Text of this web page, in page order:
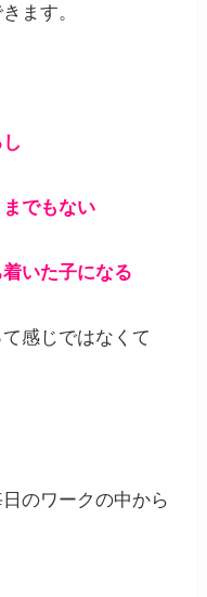
ます。
でもない
いた子になる
感じではなくて
のワークの中から